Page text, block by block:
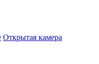
Открытая камера